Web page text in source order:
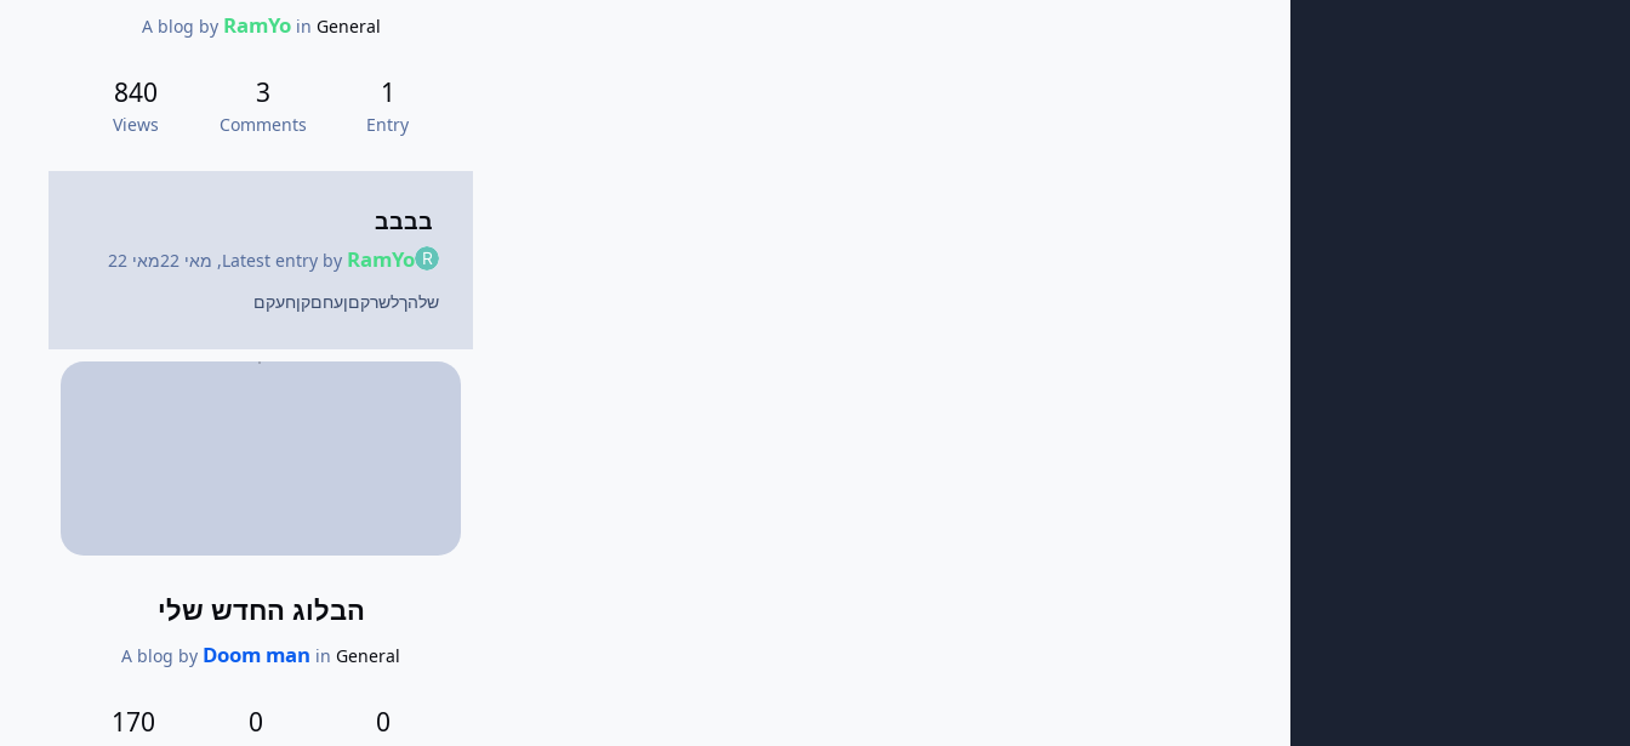
A blog by RamYoin General
1
Entry
3
Comments
840
Views
בבבב
Latest entry by RamYo
, מאי 22
מאי 22
שלהךלשרקםןעחםקןחעקם
הבלוג החדש שלי
A blog by Doom man inGeneral
0
0
170